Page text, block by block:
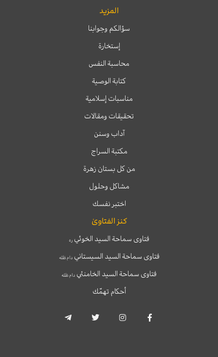
المزيد
سؤالكم وجوابنا
إستخارة
محاسبة النفس
كتابة الوصية
مناسبات إسلامية
تحقيقات ومقالات
آداب وسنن
مكتبة السراج
من كل بستان زهرة
مشاكل وحلول
اختبر نفسك
كنز الفتاوىٰ
فتاوى سماحة السيد الخوئيره
فتاوى سماحة السيد السيستانيدام ظله
فتاوى سماحة السيد الخامنئي دام ظله
أحكام تهمّك
c
s
i
l